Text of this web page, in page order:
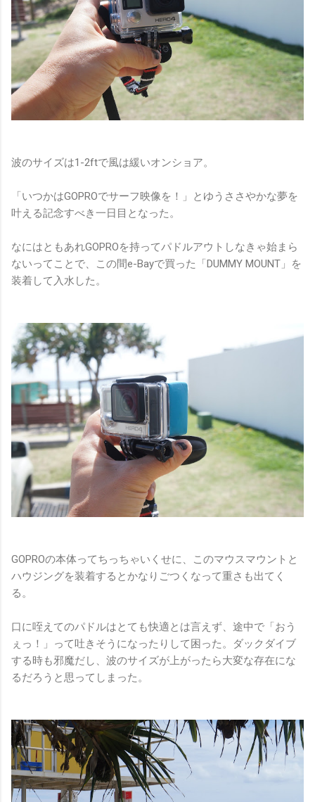
波のサイズは1-2ftで風は緩いオンショア。
「いつかはGOPROでサーフ映像を！」とゆうささやかな夢を
叶える記念すべき一日目となった。
なにはともあれGOPROを持ってパドルアウトしなきゃ始まら
ないってことで、この間e-Bayで買った「DUMMY MOUNT」を
装着して入水した。
GOPROの本体ってちっちゃいくせに、このマウスマウントと
ハウジングを装着するとかなりごつくなって重さも出てく
る。
口に咥えてのパドルはとても快適とは言えず、途中で「おう
ぇっ！」って吐きそうになったりして困った。ダックダイブ
する時も邪魔だし、波のサイズが上がったら大変な存在にな
るだろうと思ってしまった。